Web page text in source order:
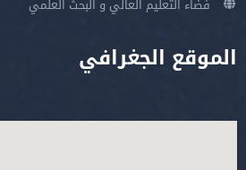
فضاء التعليم العالي و البحث العلمي
الموقع الجغرافي